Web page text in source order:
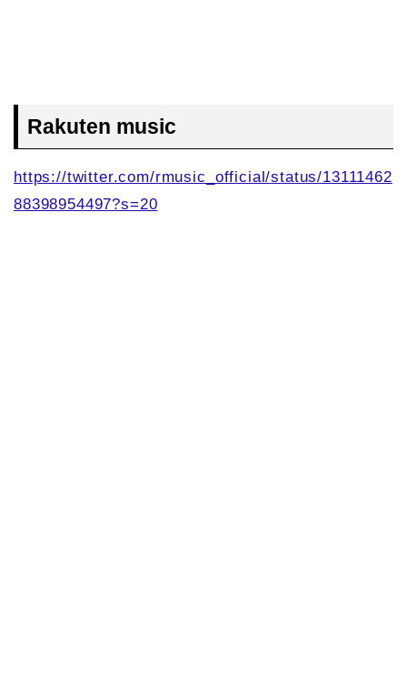
Rakuten music
https://twitter.com/rmusic_official/status/13111462
88398954497?s=20